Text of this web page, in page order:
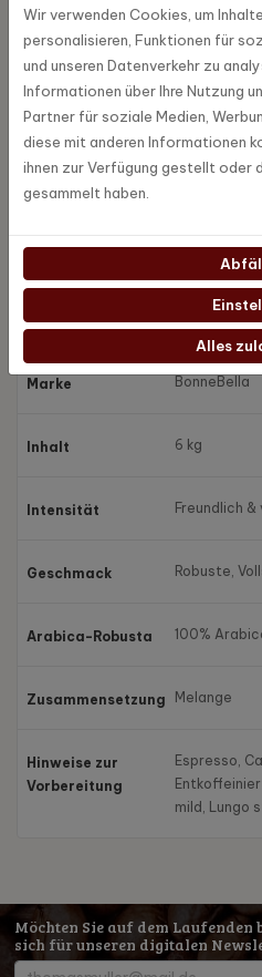
KoffieBlom
Wenn Sie sich für die 100%igen
KoffieBlom entscheiden,
raffinierten Kaffeegenuss. Je
Kaffeemischung hinzugefügt
Geschmack.
Artikel Nummer Kb-1006-6
Marke BonneBella
Inhalt 6 kg
Intensität Freundlich &
Geschmack Robuste,
Arabica-Robusta 100%
Zusammensetzung Melange
Hinweise zur
Vorbereitung
Espresso,
mild, Lungo
Möchten Sie auf dem Laufenden
sich für unseren digitalen
Wir verwenden Cookies, um
personalisieren, Funktionen für
und unseren Datenverkehr zu
Informationen über Ihre Nutzung
Partner für soziale Medien,
diese mit anderen Informationen
ihnen zur Verfügung gestellt oder
gesammelt haben.
Alles